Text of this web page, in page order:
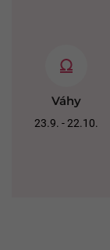
Váhy
23.9. - 22.10.